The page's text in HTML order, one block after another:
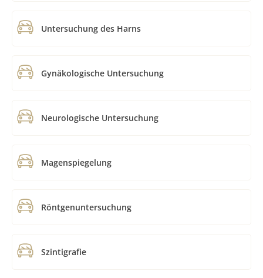
Untersuchung des Harns
Gynäkologische Untersuchung
Neurologische Untersuchung
Magenspiegelung
Röntgenuntersuchung
Szintigrafie